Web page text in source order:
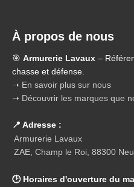
À propos de nous
🎯 Armurerie Lavaux –
chasse et défense.
➝ En savoir plus sur nous
➝ Découvrir les marques que
📍 Adresse :
Armurerie Lavaux
ZAE, Champ le Roi, 88300
🕑 Horaires d'ouverture du